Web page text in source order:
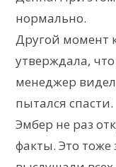
нормально.
Другой момент
утверждала,
менеджер
пытался спасти.
Эмбер не раз
факты. Это